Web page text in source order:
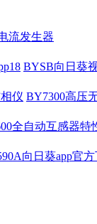
流发生器
BYSB向日葵
仪 BY7300高压
全自动互感器特
向日葵app官